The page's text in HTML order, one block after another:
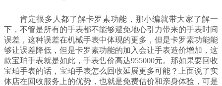
肯定很多人都了解卡罗素功能，那小编就带大家了解一
下，不管是所有的手表都不能够避免地心引力带来的手表时间
误差，这种误差在机械手表中体现的更多，但是卡罗素功能能
够让误差降低，但是卡罗素功能的加入会让手表造价增加，这
款宝珀手表就是如此，手表售价高达955000元。那如果要回收
宝珀手表的话，宝珀手表怎么回收延展更多可能？上面说了实
体店在回收服务上的优势，也就是免费估价和亲身体验，可是